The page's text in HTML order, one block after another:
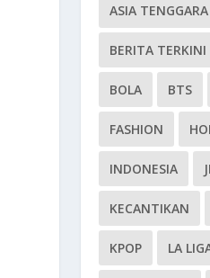
ASIA TENGGARA
BERITA TERKINI
BOLA BTS
FASHION
INDONESIA
KECANTIKAN
KPOP LA